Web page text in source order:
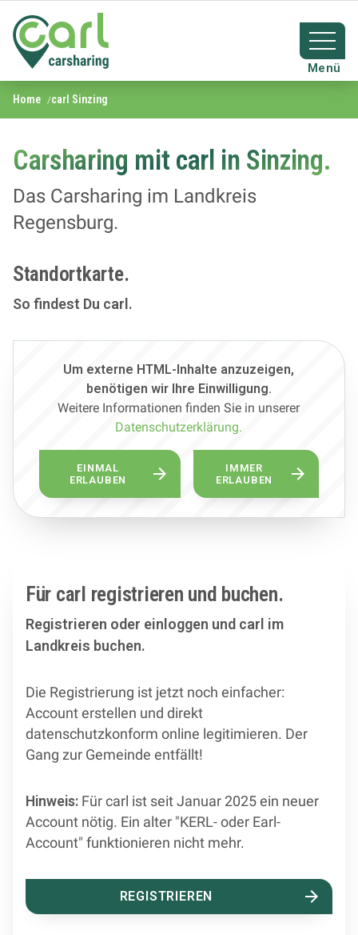
Home carl Sinzing
Carsharing mit carl in Sinzing.
Das Carsharing im Landkreis
Regensburg.
Standortkarte.
So findest Du carl.
Um externe HTML-Inhalte anzuzeigen,
benötigen wir Ihre Einwilligung.
Weitere Informationen finden Sie in unserer
Datenschutzerklärung.
EINMAL
ERLAUBEN
IMMER
ERLAUBEN
Für carl registrieren und buchen.
Registrieren oder einloggen und carl im
Landkreis buchen.
Die Registrierung ist jetzt noch einfacher:
Account erstellen und direkt
datenschutzkonform online legitimieren. Der
Gang zur Gemeinde entfällt!
Hinweis: Für carl ist seit Januar 2025 ein neuer
Account nötig. Ein alter "KERL- oder Earl-
Account" funktionieren nicht mehr.
REGISTRIEREN